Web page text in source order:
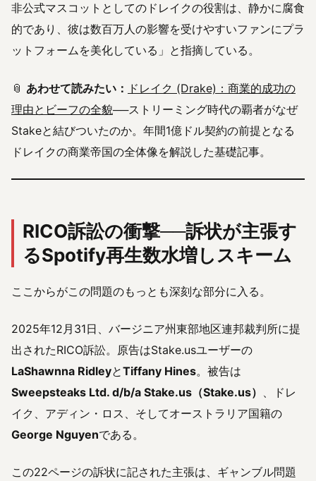
非公式マスコットとしてのドレイクの役割は、静かに腐食
的であり、彼は数百万人の影響を受けやすいファンにプラ
ットフォームを美化している」と指摘している。
📎 あわせて読みたい： ドレイク (Drake)：商業的成功の
理由とビーフの全貌──ストリーミング時代の覇者がなぜ
Stakeと結びついたのか。年間1億ドル契約の前提となる
ドレイクの商業帝国の全体像を解説した基礎記事。
RICO訴訟の衝撃──訴状が主張す
るSpotify再生数水増しスキーム
ここからがこの問題のもっとも深刻な部分に入る。
2025年12月31日、バージニア州東部地区連邦裁判所に提
出されたRICO訴訟。原告はStake.usユーザーの
LaShawnna RidleyとTiffany Hines。被告は
Sweepsteaks Ltd. d/b/a Stake.us（Stake.us） 、ドレ
イク、アディン・ロス、そしてオーストラリア国籍の
George Nguyenである。
この22ページの訴状に記された主張は、ギャンブル問題